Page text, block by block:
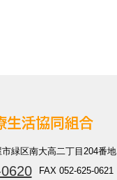
緑区南大高二丁目204番地
FAX 052-625-0621